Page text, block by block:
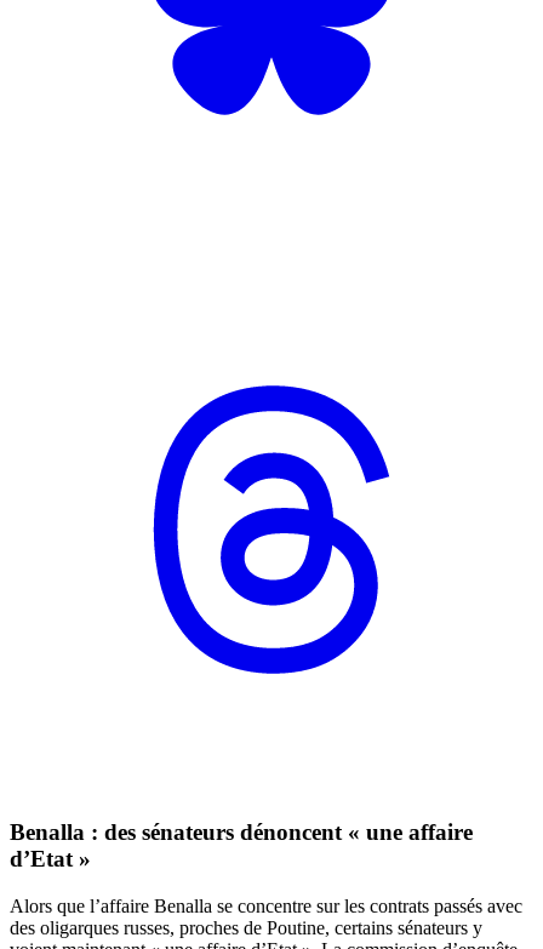
Benalla : des sénateurs dénoncent « une affaire
d’Etat »
Alors que l’affaire Benalla se concentre sur les contrats passés avec
des oligarques russes, proches de Poutine, certains sénateurs y